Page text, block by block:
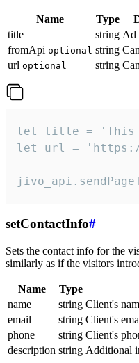
Name Type
title
string Ad
fromApi optional string
url optional string
let title = 'This
let url = 'https://
setContactInfo#
Sets the contact info for the
similarly as if the visitors
Name Type
name
string Client's
email
string Client's
phone
string Client's
description string Additional